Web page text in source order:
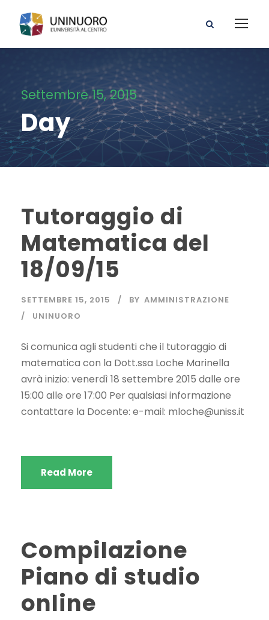
Settembre 15, 2015
Day
Tutoraggio di
Matematica del
18/09/15
SETTEMBRE 15, 2015 BY AMMINISTRAZIONE
UNINUORO
Si comunica agli studenti che il tutoraggio di
matematica con la Dott.ssa Loche Marinella
avrà inizio: venerdì 18 settembre 2015 dalle ore
15:00 alle ore 17:00 Per qualsiasi informazione
contattare la Docente: e-mail: mloche@uniss.it
Read More
Compilazione
Piano di studio
online